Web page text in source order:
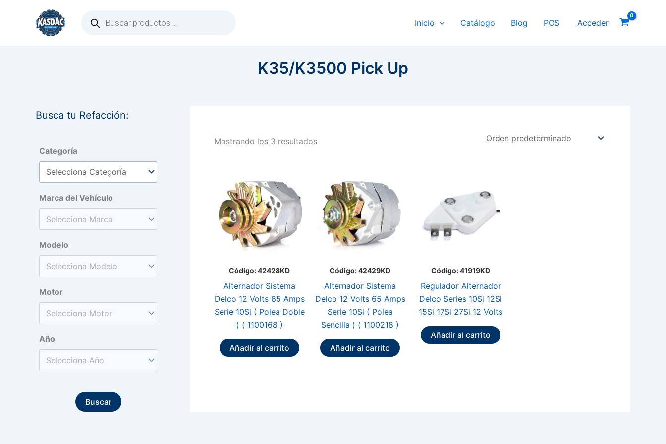
contenido
productos
Inicio Catálogo Blog POS Acceder
K35/K3500 Pick Up
Busca tu Refacción:
Categoría
Marca del Vehículo
Modelo
Motor
Año
Buscar
Mostrando los 3 resultados
Código: 42428KD
Alternador Sistema
Delco 12 Volts 65 Amps
Serie 10Si ( Polea Doble
) ( 1100168 )
Añadir al carrito
Código: 42429KD
Alternador Sistema
Delco 12 Volts 65 Amps
Serie 10Si ( Polea
Sencilla ) ( 1100218 )
Añadir al carrito
Código: 41919KD
Regulador Alternador
Delco Series 10Si 12Si
15Si 17Si 27Si 12 Volts
Añadir al carrito